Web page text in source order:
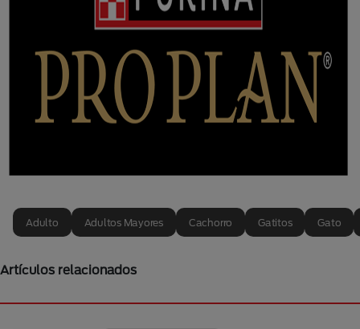
Adulto Adultos Mayores Cachorro Gatitos Gato
Artículos relacionados